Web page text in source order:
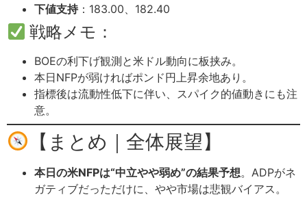
下値支持：183.00、182.40
戦略メモ：
BOEの利下げ観測と米ドル動向に板挟み。
本日NFPが弱ければポンド円上昇余地あり。
指標後は流動性低下に伴い、スパイク的値動きにも注
意。
【まとめ｜全体展望】
本日の米NFPは“中立やや弱め”の結果予想。ADPがネ
ガティブだっただけに、やや市場は悲観バイアス。